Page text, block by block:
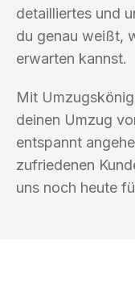
detailliertes und
du genau weißt,
erwarten kannst.
Mit
deinen Umzug
entspannt
zufriedenen
uns noch heute